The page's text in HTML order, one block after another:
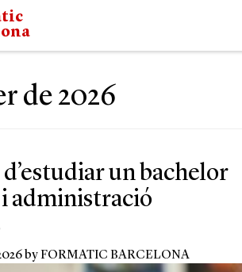
de 2026
un bachelor
administració
byFORMATIC BARCELONA